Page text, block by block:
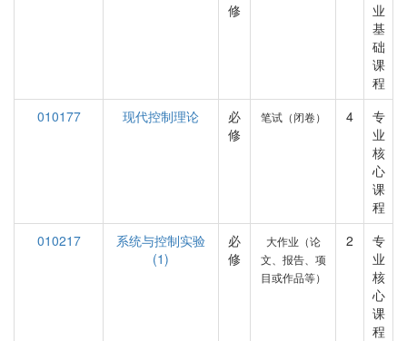
修
业
基
础
课
程
010177
现代控制理论
必
修
笔试（闭卷） 4
专
业
核
心
课
程
010217
系统与控制实验
(1)
必
修
大作业（论
文、报告、项
目或作品等）
2
专
业
核
心
课
程